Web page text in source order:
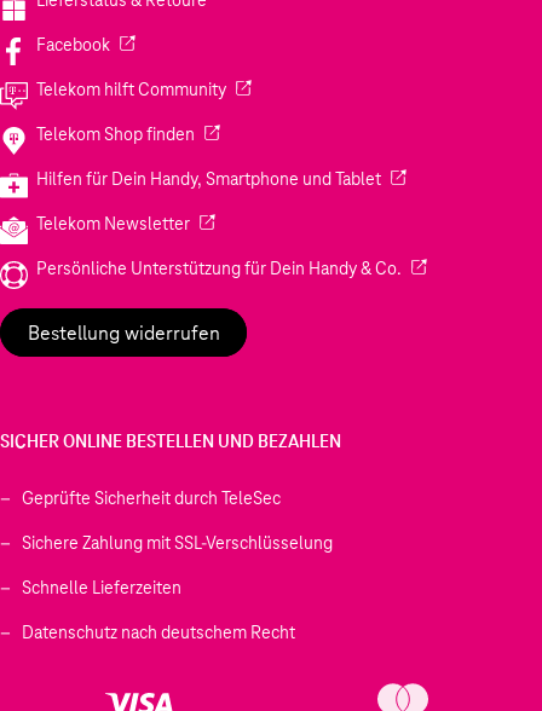
sie gebraucht wird. Dafür können Sie bis zu drei
alles über die App anpassen.
Facebook(Wird in einem neuen Tab geöffnet)
Telekom hilft Community(Wird in einem neuen Tab geöffnet)
Telekom Shop finden (Wird in einem neuen Tab geöffnet)
Hilfen für Dein Handy, Smartphone und Tablet(Wird in einem
Telekom Newsletter(Wird in einem neuen Tab geöffnet)
Persönliche Unterstützung für Dein Handy & Co. (Wird in einem
Bestellung widerrufen
SICHER ONLINE BESTELLEN UND BEZAHLEN
Geprüfte Sicherheit durch TeleSec
Sichere Zahlung mit SSL-Verschlüsselung
Schnelle Lieferzeiten
Datenschutz nach deutschem Recht